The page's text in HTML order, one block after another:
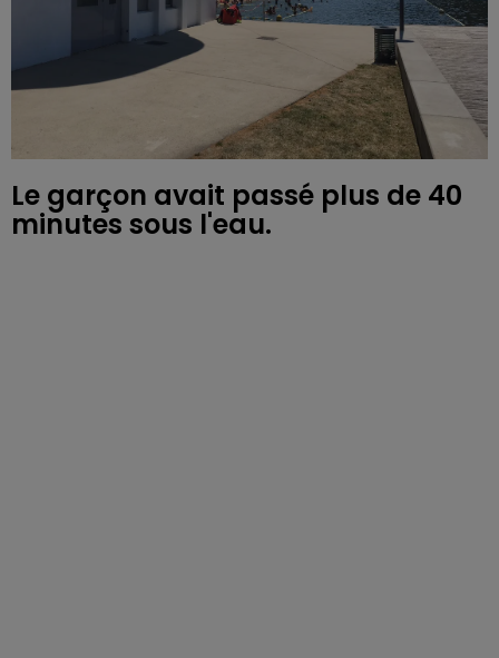
Le garçon avait passé plus de 40
minutes sous l'eau.